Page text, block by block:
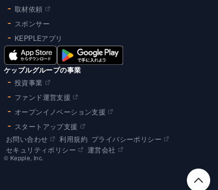
取材依頼
スポンサー
KEPPLEアプリ
ケップルグループの事業
投資事業
ファンド運営支援
オープンイノベーション支援
スタートアップ支援
お問い合わせ
利用規約 プライバシーポリシー
セキュリティポリシー
運営会社
©︎ Kepple, Inc.